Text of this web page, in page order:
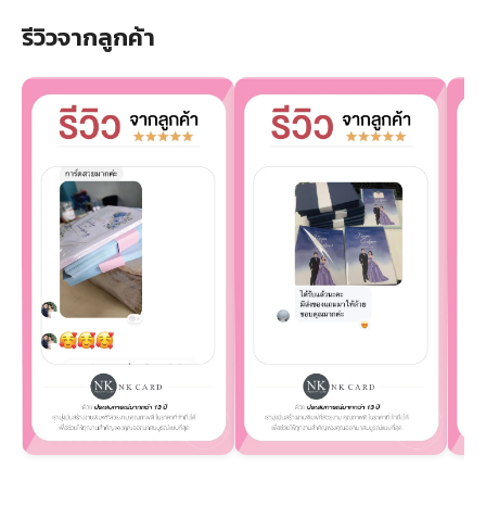
รีวิวจากลูกค้า